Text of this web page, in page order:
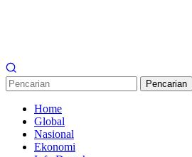
Pencarian
Home
Global
Nasional
Ekonomi